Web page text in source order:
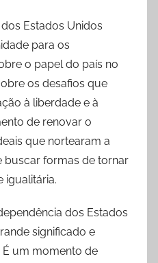
Estados Unidos
para os
o papel do país no
os desafios que
à liberdade e à
de renovar o
que nortearam a
buscar formas de tornar
igualitária.
dos Estados
significado e
É um momento de